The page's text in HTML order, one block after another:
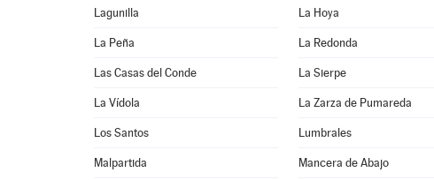
Lagunilla La Hoya
La Peña La Redonda
Las Casas del Conde La Sierpe
La Vídola La Zarza de Pumareda
Los Santos Lumbrales
Malpartida Mancera de Abajo